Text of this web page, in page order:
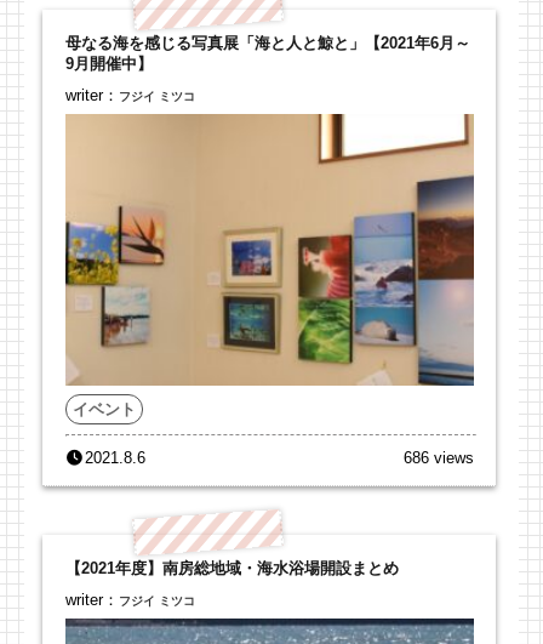
母なる海を感じる写真展「海と人と鯨と」【2021年6月～
9月開催中】
writer： フジイ ミツコ
イベント
2021.8.6 686 views
【2021年度】南房総地域・海水浴場開設まとめ
writer： フジイ ミツコ